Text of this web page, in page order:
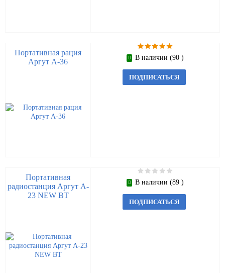
Портативная рация
Аргут А-36
В наличии (90 )
ПОДПИСАТЬСЯ
Портативная
радиостанция Аргут A-
23 NEW BT
В наличии (89 )
ПОДПИСАТЬСЯ